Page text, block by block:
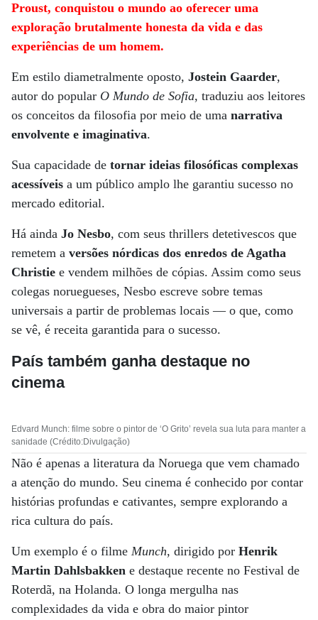
Proust, conquistou o mundo ao oferecer uma
exploração brutalmente honesta da vida e das
experiências de um homem.
Em estilo diametralmente oposto, Jostein Gaarder,
autor do popular O Mundo de Sofia, traduziu aos leitores
os conceitos da filosofia por meio de uma narrativa
envolvente e imaginativa.
Sua capacidade de tornar ideias filosóficas complexas
acessíveis a um público amplo lhe garantiu sucesso no
mercado editorial.
Há ainda Jo Nesbo, com seus thrillers detetivescos que
remetem a versões nórdicas dos enredos de Agatha
Christie e vendem milhões de cópias. Assim como seus
colegas noruegueses, Nesbo escreve sobre temas
universais a partir de problemas locais — o que, como
se vê, é receita garantida para o sucesso.
País também ganha destaque no
cinema
Edvard Munch: filme sobre o pintor de ‘O Grito’ revela sua luta para manter a
sanidade (Crédito:Divulgação)
Não é apenas a literatura da Noruega que vem chamado
a atenção do mundo. Seu cinema é conhecido por contar
histórias profundas e cativantes, sempre explorando a
rica cultura do país.
Um exemplo é o filme Munch, dirigido por Henrik
Martin Dahlsbakken e destaque recente no Festival de
Roterdã, na Holanda. O longa mergulha nas
complexidades da vida e obra do maior pintor